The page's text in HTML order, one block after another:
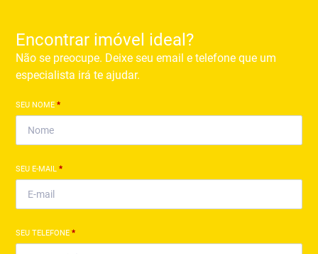
Encontrar imóvel ideal?
Não se preocupe. Deixe seu email e telefone que um
especialista irá te ajudar.
SEU NOME*
SEU E-MAIL*
SEU TELEFONE*